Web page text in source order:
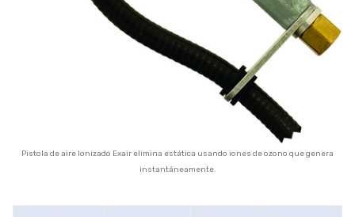
Pistola de aire Ionizado Exair elimina estática usando iones de ozono que genera
instantáneamente.